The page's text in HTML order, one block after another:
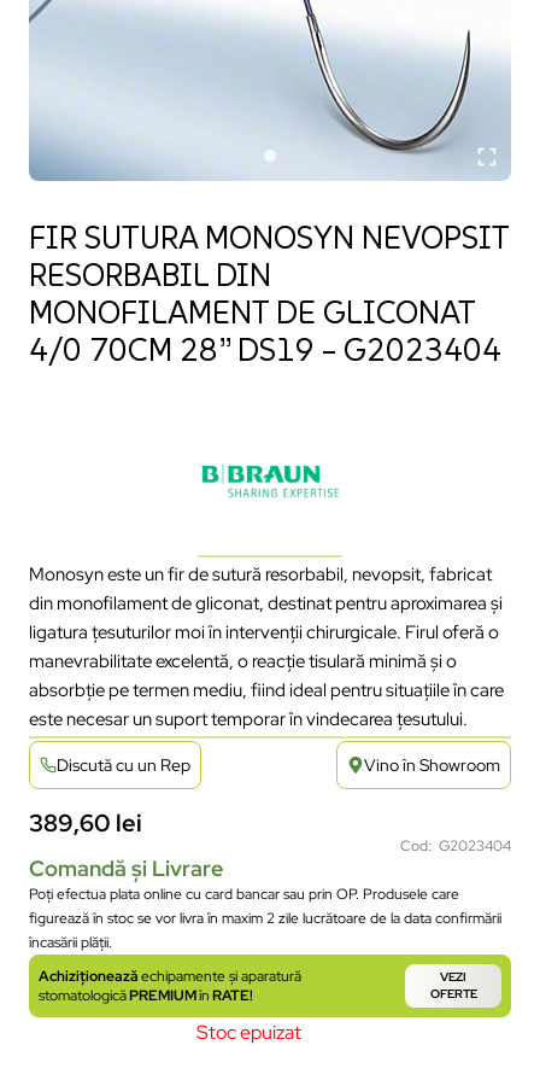
FIR SUTURA MONOSYN NEVOPSIT
RESORBABIL DIN
MONOFILAMENT DE GLICONAT
4/0 70CM 28” DS19 – G2023404
Monosyn este un fir de sutură resorbabil, nevopsit, fabricat
din monofilament de gliconat, destinat pentru aproximarea și
ligatura țesuturilor moi în intervenții chirurgicale. Firul oferă o
manevrabilitate excelentă, o reacție tisulară minimă și o
absorbție pe termen mediu, fiind ideal pentru situațiile în care
este necesar un suport temporar în vindecarea țesutului.
Discută cu un Rep Vino în Showroom
389,60 lei
Cod: G2023404
Comandă și Livrare
Poți efectua plata online cu card bancar sau prin OP. Produsele care
figurează în stoc se vor livra în maxim 2 zile lucrătoare de la data confirmării
încasării plății.
Achiziționeazăechipamente și aparatură
stomatologicăPREMIUMînRATE!
VEZI
OFERTE
Stoc epuizat